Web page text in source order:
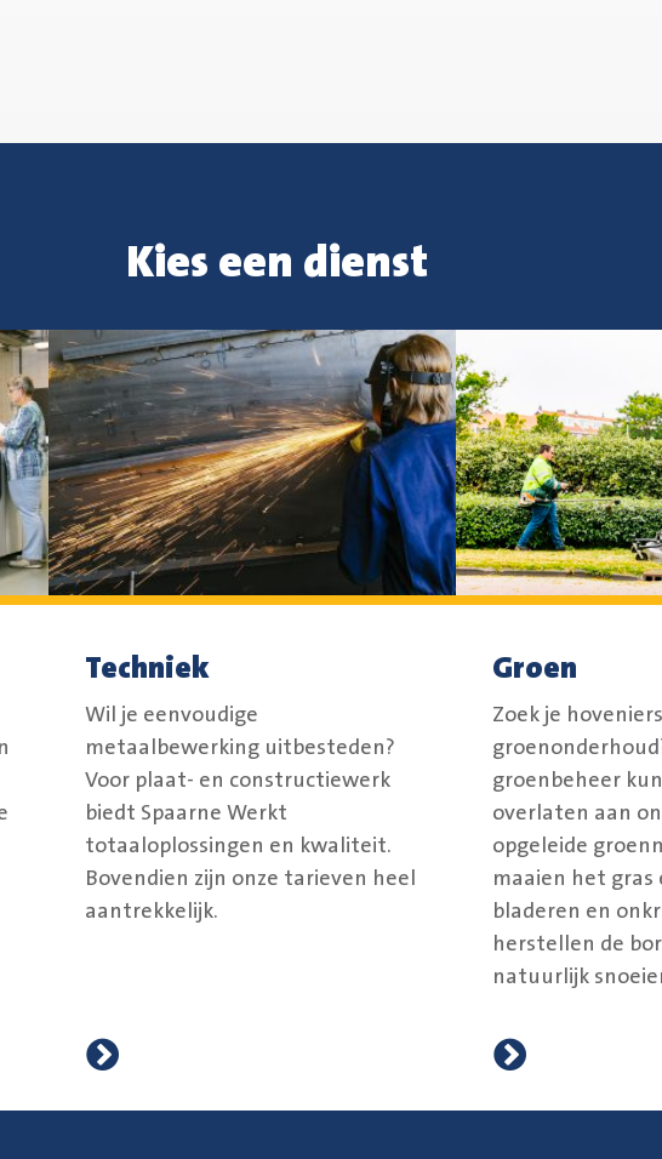
Kies een dienst
Techniek
Wil je eenvoudige
metaalbewerking uitbesteden?
Voor plaat- en constructiewerk
biedt Spaarne Werkt
totaaloplossingen en kwaliteit.
Bovendien zijn onze tarieven heel
aantrekkelijk.
Groen
Zoek je
groenbeheer
overlaten aan
opgeleide
maaien het gras
bladeren en
herstellen de
natuurlijk